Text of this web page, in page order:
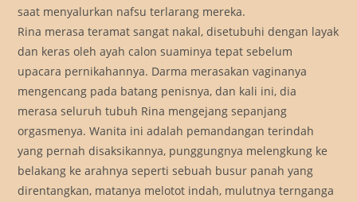
saat menyalurkan nafsu terlarang mereka.
Rina merasa teramat sangat nakal, disetubuhi dengan layak
dan keras oleh ayah calon suaminya tepat sebelum
upacara pernikahannya. Darma merasakan vaginanya
mengencang pada batang penisnya, dan kali ini, dia
merasa seluruh tubuh Rina mengejang sepanjang
orgasmenya. Wanita ini adalah pemandangan terindah
yang pernah disaksikannya, punggungnya melengkung ke
belakang ke arahnya seperti sebuah busur panah yang
direntangkan, matanya melotot indah, mulutnya ternganga